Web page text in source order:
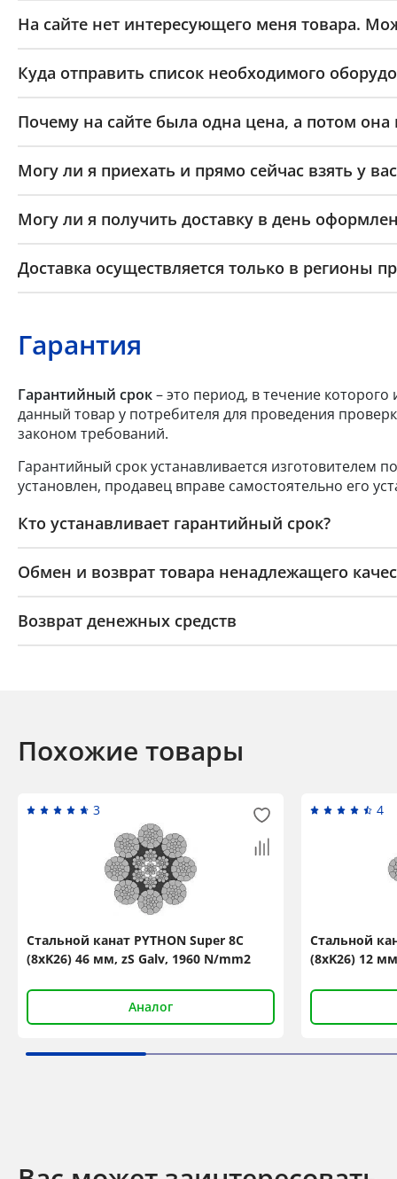
На сайте нет интересующего меня товара.
Куда отправить список необходимого
Почему на сайте была одна цена, а потом она
Могу ли я приехать и прямо сейчас взять у
Могу ли я получить доставку в день
Доставка осуществляется только в регионы
Гарантия
Гарантийный срок– это период, в течение которого
данный товар у потребителя для проведения
законом требований.
Гарантийный срок устанавливается изготовителем
установлен, продавец вправе самостоятельно его
Кто устанавливает гарантийный срок?
Обмен и возврат товара ненадлежащего
Возврат денежных средств
Похожие товары
3
Стальной канат PYTHON Super 8C
(8xK26) 46 мм, zS Galv, 1960 N/mm2
Аналог
4
Стальной
(8xK26) 12